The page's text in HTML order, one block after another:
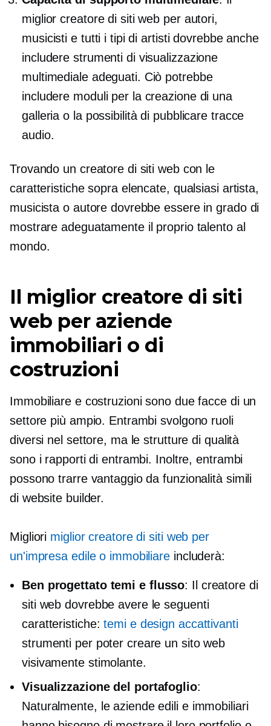
miglior creatore di siti web per autori,
musicisti e tutti i tipi di artisti dovrebbe anche
includere strumenti di visualizzazione
multimediale adeguati. Ciò potrebbe
includere moduli per la creazione di una
galleria o la possibilità di pubblicare tracce
audio.
Trovando un creatore di siti web con le
caratteristiche sopra elencate, qualsiasi artista,
musicista o autore dovrebbe essere in grado di
mostrare adeguatamente il proprio talento al
mondo.
Il miglior creatore di siti
web per aziende
immobiliari o di
costruzioni
Immobiliare e costruzioni sono due facce di un
settore più ampio. Entrambi svolgono ruoli
diversi nel settore, ma le strutture di qualità
sono i rapporti di entrambi. Inoltre, entrambi
possono trarre vantaggio da funzionalità simili
di website builder.
Migliori miglior creatore di siti web per
un'impresa edile o immobiliare includerà:
Ben progettatotemi e flusso: Il creatore di
siti web dovrebbe avere le seguenti
caratteristiche:temi e design accattivanti
strumenti per poter creare un sito web
visivamente stimolante.
Visualizzazione del portafoglio:
Naturalmente, le aziende edili e immobiliari